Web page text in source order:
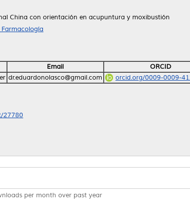
China con orientación en acupuntura y moxibustión
Email
ORCID
dr.eduardonolasco@gmail.com
orcid.org/0009-0009-
27780
per month over past year